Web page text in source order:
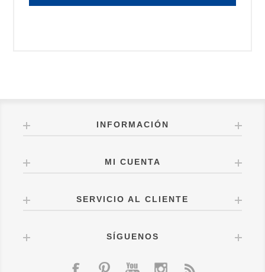
INFORMACIÓN
MI CUENTA
SERVICIO AL CLIENTE
SÍGUENOS